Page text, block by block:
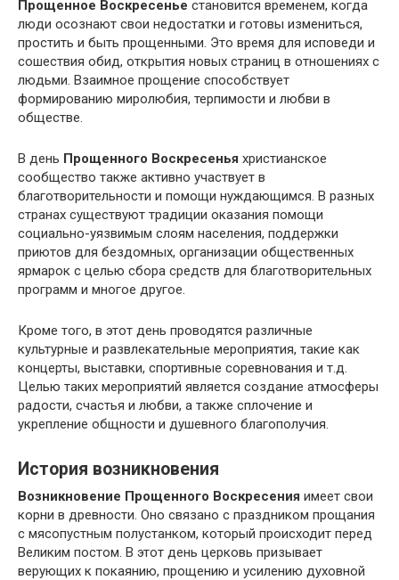
Прощенное Воскресенье становится временем, когда
люди осознают свои недостатки и готовы измениться,
простить и быть прощенными. Это время для исповеди и
сошествия обид, открытия новых страниц в отношениях с
людьми. Взаимное прощение способствует
формированию миролюбия, терпимости и любви в
обществе.
В день Прощенного Воскресенья христианское
сообщество также активно участвует в
благотворительности и помощи нуждающимся. В разных
странах существуют традиции оказания помощи
социально-уязвимым слоям населения, поддержки
приютов для бездомных, организации общественных
ярмарок с целью сбора средств для благотворительных
программ и многое другое.
Кроме того, в этот день проводятся различные
культурные и развлекательные мероприятия, такие как
концерты, выставки, спортивные соревнования и т.д.
Целью таких мероприятий является создание атмосферы
радости, счастья и любви, а также сплочение и
укрепление общности и душевного благополучия.
История возникновения
Возникновение Прощенного Воскресения имеет свои
корни в древности. Оно связано с праздником прощания
с мясопустным полустанком, который происходит перед
Великим постом. В этот день церковь призывает
верующих к покаянию, прощению и усилению духовной